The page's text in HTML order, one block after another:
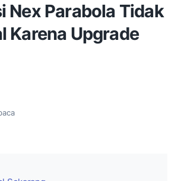
Nex Parabola Tidak
Karena Upgrade